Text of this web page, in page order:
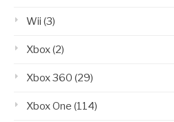
Wii (3)
Xbox(2)
Xbox 360 (29)
Xbox One (114)